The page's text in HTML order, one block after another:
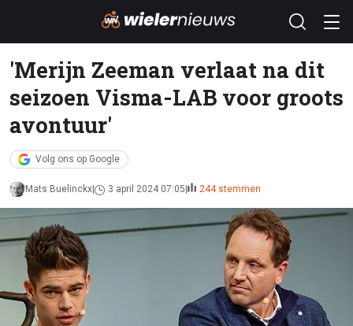
'Merijn Zeeman verlaat na dit
seizoen Visma-LAB voor groots
avontuur'
Volg ons op Google
Mats Buelinckx 3 april 2024 07:05 244 stemmen